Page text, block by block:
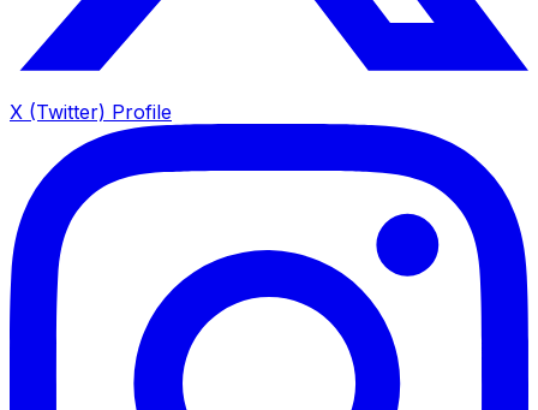
X (Twitter) Profile